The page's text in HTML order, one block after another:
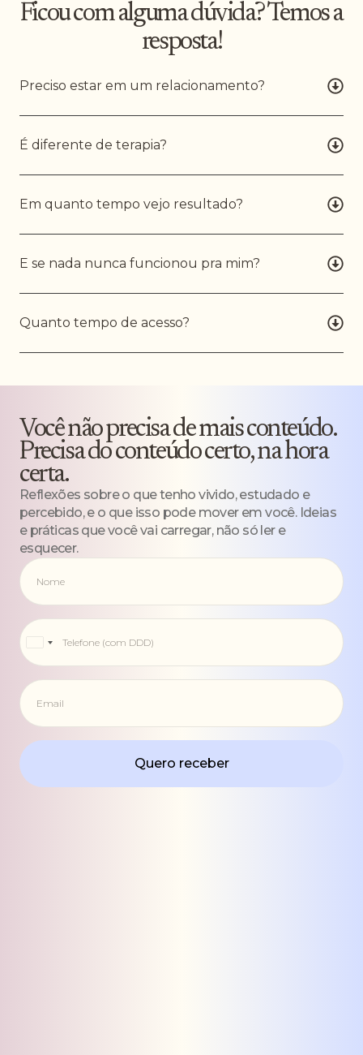
Ficou com alguma dúvida? Temos a
resposta!
Preciso estar em um relacionamento?
É diferente de terapia?
Em quanto tempo vejo resultado?
E se nada nunca funcionou pra mim?
Quanto tempo de acesso?
Você não precisa de mais conteúdo.
Precisa do conteúdo certo, na hora
certa.
Reflexões sobre o que tenho vivido, estudado e
percebido, e o que isso pode mover em você. Ideias
e práticas que você vai carregar, não só ler e
esquecer.
Brazil
+55
Quero receber